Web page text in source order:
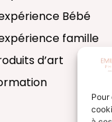
Pour
Bébé
famille
d’art